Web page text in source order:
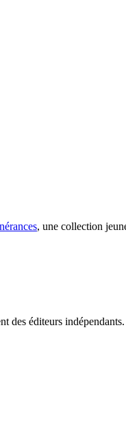
, une collection
éditeurs